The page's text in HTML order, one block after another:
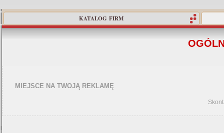
KATALOG FIRM
MIEJSCE NA TWOJĄ REKLAMĘ